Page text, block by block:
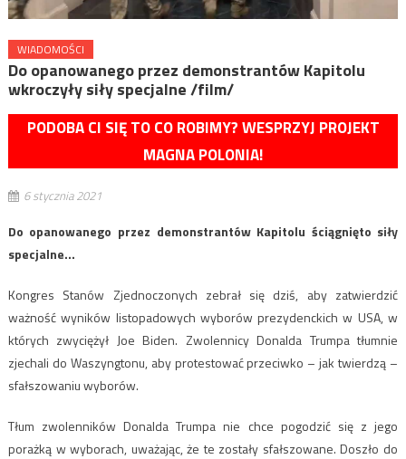
WIADOMOŚCI
Do opanowanego przez demonstrantów Kapitolu
wkroczyły siły specjalne /film/
PODOBA CI SIĘ TO CO ROBIMY? WESPRZYJ PROJEKT
MAGNA POLONIA!
6 stycznia 2021
Do opanowanego przez demonstrantów Kapitolu ściągnięto siły
specjalne…
Kongres Stanów Zjednoczonych zebrał się dziś, aby zatwierdzić
ważność wyników listopadowych wyborów prezydenckich w USA, w
których zwyciężył Joe Biden. Zwolennicy Donalda Trumpa tłumnie
zjechali do Waszyngtonu, aby protestować przeciwko – jak twierdzą –
sfałszowaniu wyborów.
Tłum zwolenników Donalda Trumpa nie chce pogodzić się z jego
porażką w wyborach, uważając, że te zostały sfałszowane. Doszło do